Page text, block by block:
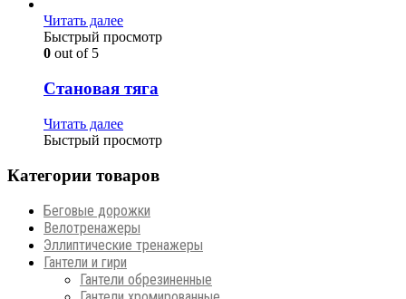
Читать далее
Быстрый просмотр
0 out of 5
Становая тяга
Читать далее
Быстрый просмотр
Категории товаров
Беговые дорожки
Велотренажеры
Эллиптические тренажеры
Гантели и гири
Гантели обрезиненные